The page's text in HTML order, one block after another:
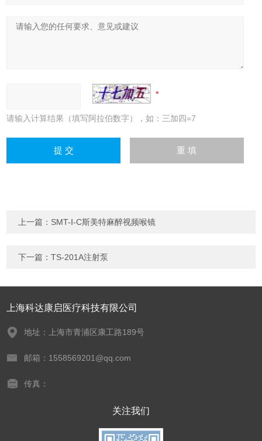
请输入计算结果（填写阿拉伯数字），如：三加四=7
上一篇： SMT-Ⅰ-C斯美特麻醉视频喉镜
下一篇：TS-201A注射泵
上海科达康启医疗科技有限公司
地址：上海市青浦区康工路189号
邮箱：1558569201@qq.com
传真：
关注我们